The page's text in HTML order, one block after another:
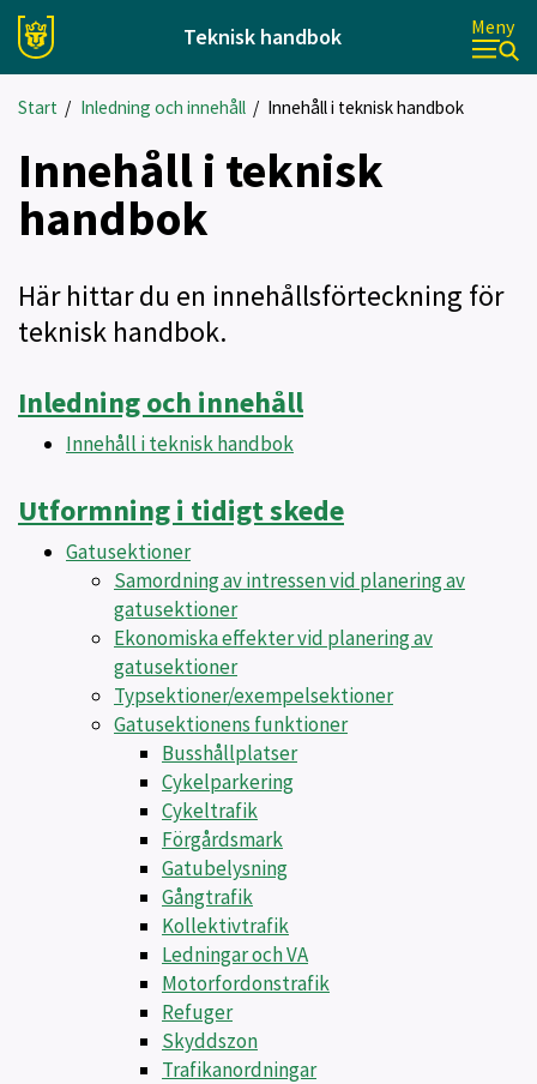
Teknisk handbok Meny
Start / Inledning och innehåll/ Innehåll i teknisk handbok
Innehåll i teknisk
handbok
Här hittar du en innehållsförteckning för
teknisk handbok.
Inledning och innehåll
Innehåll i teknisk handbok
Utformning i tidigt skede
Gatusektioner
Samordning av intressen vid planering av
gatusektioner
Ekonomiska effekter vid planering av
gatusektioner
Typsektioner/exempelsektioner
Gatusektionens funktioner
Busshållplatser
Cykelparkering
Cykeltrafik
Förgårdsmark
Gatubelysning
Gångtrafik
Kollektivtrafik
Ledningar och VA
Motorfordonstrafik
Refuger
Skyddszon
Trafikanordningar